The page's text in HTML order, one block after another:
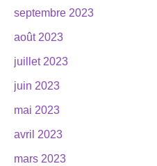
septembre 2023
août 2023
juillet 2023
juin 2023
mai 2023
avril 2023
mars 2023